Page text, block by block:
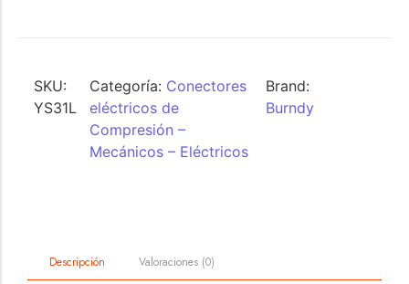
SKU:
YS31L
Categoría: Conectores
eléctricos de
Compresión –
Mecánicos – Eléctricos
Brand:
Burndy
Descripción Valoraciones (0)